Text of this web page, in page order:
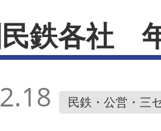
鉄各社
民鉄・公営・三